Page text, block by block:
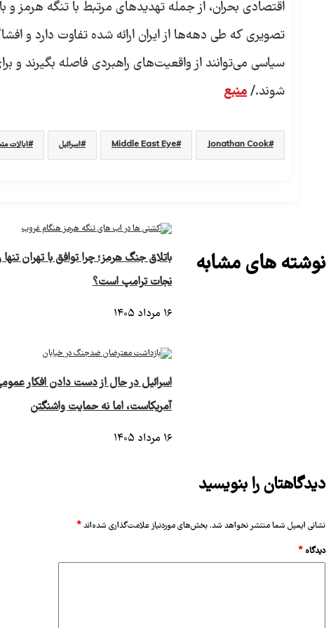
اقتصادی بحران، از جمله تهدیدهای مرتبط با تنگه هرمز و
تصویری که طی دهه‌ها از ایران ارائه شده تفاوت دارد و
سیاسی می‌توانند از واقعیت‌های راهبردی فاصله بگیرند و
شوند./منبع
Jonathan Cook
Middle East Eye اسرائیل ایالات
نوشته های مشابه
باتلاق جنگ هرمز؛ چرا توافق با تهران تنها
نجات ترامپ است؟
۱۶ مرداد ۱۴۰۵
اسرائیل در حال از دست دادن افکار
آمریکاست، اما نه حمایت واشنگتن
۱۶ مرداد ۱۴۰۵
دیدگاهتان را بنویسید
نشانی ایمیل شما منتشر نخواهد شد.بخش‌های موردنیاز علامت‌گذاری شده‌اند*
دیدگاه *